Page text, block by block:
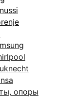
опоры